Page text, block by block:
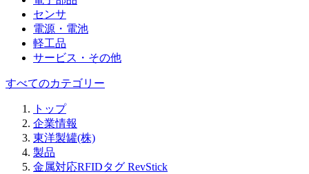
センサ
電源・電池
軽工品
サービス・その他
すべてのカテゴリー
トップ
企業情報
東洋製罐(株)
製品
金属対応RFIDタグ RevStick